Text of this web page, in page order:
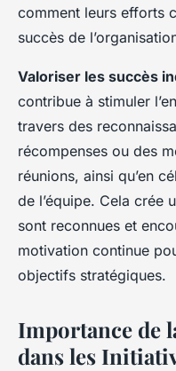
comment leurs efforts
succès de
Valoriser les succès
contribue à stimuler
travers des
récompenses ou des
réunions, ainsi qu’en
de l’équipe. Cela crée
sont reconnues et
motivation continue
objectifs stratégiques.
Importance de
dans les